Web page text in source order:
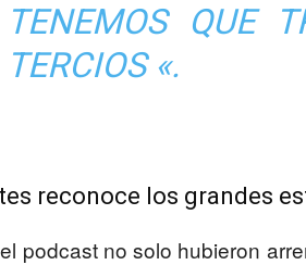
TENEMOS QUE
TERCIOS «.
reconoce los grandes
podcast no solo hubieron